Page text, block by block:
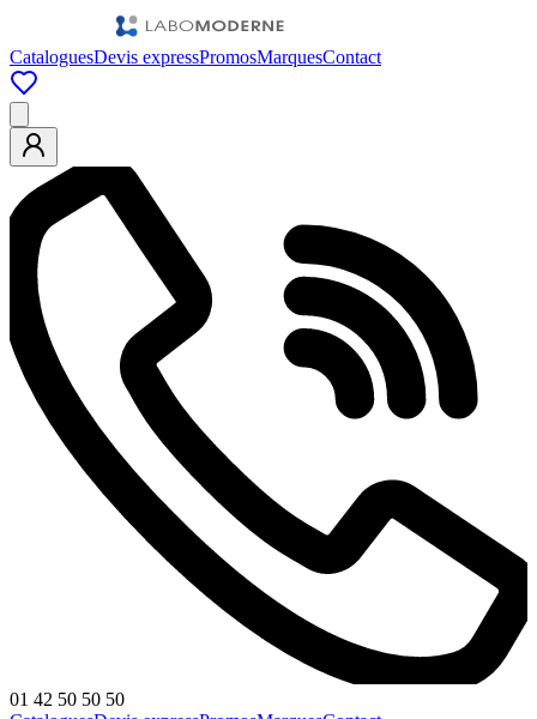
CataloguesDevis expressPromosMarquesContact
01 42 50 50 50